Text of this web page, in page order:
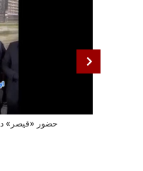
حضور «قیصر» در یکی